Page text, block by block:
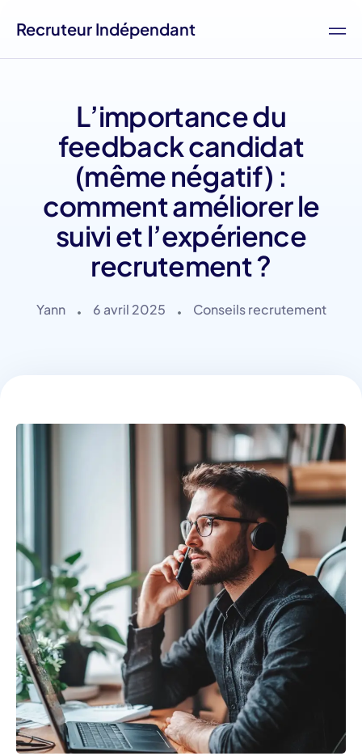
Recruteur Indépendant
L’importance du
feedback candidat
(même négatif) :
comment améliorer le
suivi et l’expérience
recrutement ?
Yann 6 avril 2025 Conseils recrutement